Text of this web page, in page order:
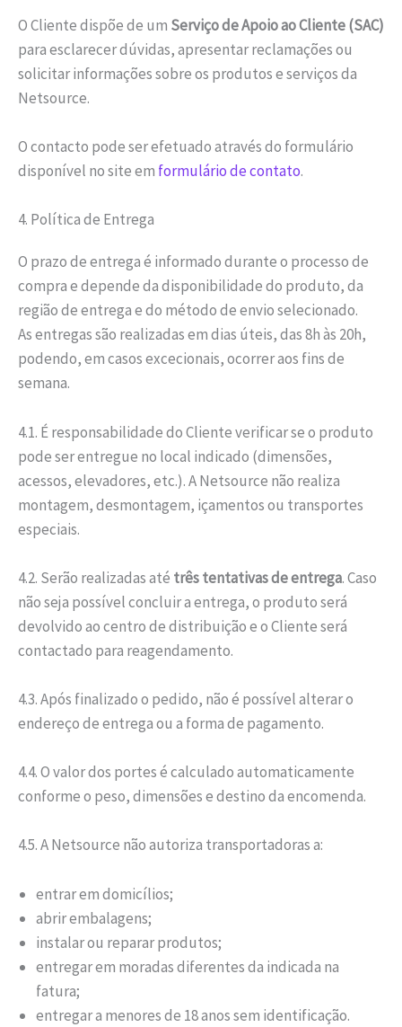
O Cliente dispõe de um Serviço de Apoio ao Cliente (SAC)
para esclarecer dúvidas, apresentar reclamações ou
solicitar informações sobre os produtos e serviços da
Netsource.
O contacto pode ser efetuado através do formulário
disponível no site em formulário de contato.
4. Política de Entrega
O prazo de entrega é informado durante o processo de
compra e depende da disponibilidade do produto, da
região de entrega e do método de envio selecionado.
As entregas são realizadas em dias úteis, das 8h às 20h,
podendo, em casos excecionais, ocorrer aos fins de
semana.
4.1. É responsabilidade do Cliente verificar se o produto
pode ser entregue no local indicado (dimensões,
acessos, elevadores, etc.). A Netsource não realiza
montagem, desmontagem, içamentos ou transportes
especiais.
4.2. Serão realizadas até três tentativas de entrega. Caso
não seja possível concluir a entrega, o produto será
devolvido ao centro de distribuição e o Cliente será
contactado para reagendamento.
4.3. Após finalizado o pedido, não é possível alterar o
endereço de entrega ou a forma de pagamento.
4.4. O valor dos portes é calculado automaticamente
conforme o peso, dimensões e destino da encomenda.
4.5. A Netsource não autoriza transportadoras a:
entrar em domicílios;
abrir embalagens;
instalar ou reparar produtos;
entregar em moradas diferentes da indicada na
fatura;
entregar a menores de 18 anos sem identificação.